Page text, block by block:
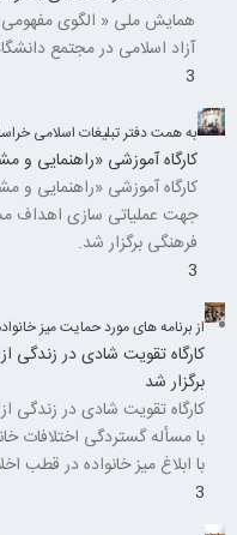
همایش ملی « الگوی
آزاد اسلامی در مجتمع
3
به همت دفتر تبلیغات اسلامی
کارگاه آموزشی «راهنمایی و
کارگاه آموزشی «راهنمایی و
جهت عملیاتی سازی اهداف
فرهنگی برگزار شد.
3
از برنامه های مورد حمایت میز
کارگاه تقویت شادی در زندگی
برگزار شد
کارگاه تقویت شادی در زندگی
با مسأله گستردگی اختلافات
با ابلاغ میز خانواده در قطب
3